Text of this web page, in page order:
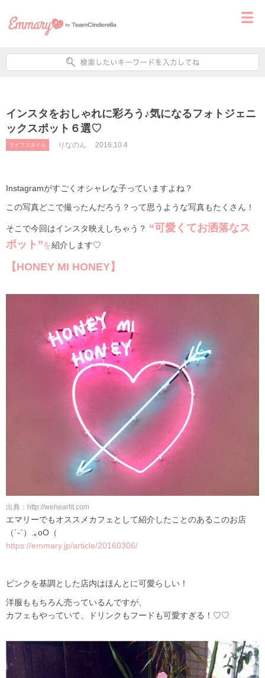
インスタをおしゃれに彩ろう♪気になるフォトジェニ
ックスポット６選♡
ライフスタイル りなのん 2016.10.4
Instagramがすごくオシャレな子っていますよね？
この写真どこで撮ったんだろう？って思うような写真もたくさん！
そこで今回はインスタ映えしちゃう？ “可愛くてお洒落なス
ポット”を紹介します♡
【HONEY MI HONEY】
出典：http://weheartit.com
エマリーでもオススメカフェとして紹介したことのあるこのお店
（´-`）.｡oO（
https://emmary.jp/article/20160306/
ピンクを基調とした店内はほんとに可愛らしい！
洋服ももちろん売っているんですが、
カフェもやっていて、ドリンクもフードも可愛すぎる！♡♡